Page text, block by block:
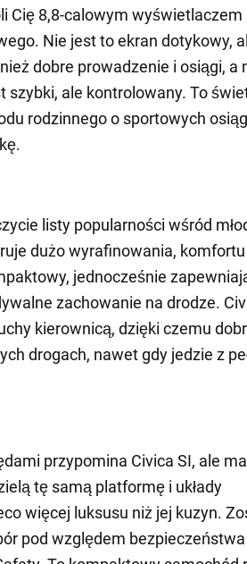
Cię 8,8-calowym wyświetlaczem
Nie jest to ekran dotykowy,
dobre prowadzenie i osiągi, a
szybki, ale kontrolowany. To
rodzinnego o sportowych
listy popularności wśród
dużo wyrafinowania, komfortu
jednocześnie
zachowanie na drodze.
kierownicą, dzięki czemu
drogach, nawet gdy jedzie z
przypomina Civica SI, ale ma
tę samą platformę i układy
więcej luksusu niż jej kuzyn.
pod względem